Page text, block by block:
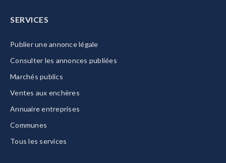
SERVICES
Publier une annonce légale
Consulter les annonces publiées
Marchés publics
Ventes aux enchères
Annuaire entreprises
Communes
Tous les services